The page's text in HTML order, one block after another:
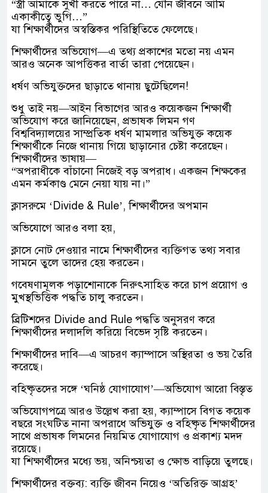
“স্ত্রী আমাকে সুখী করতে পারে না… যৌন জীবনে আমি
একাকীত্বে ভুগি…”
যা শিক্ষার্থীদের অস্বস্তিকর পরিস্থিতিতে ফেলেছে।
শিক্ষার্থীদের অভিযোগ—এ তথ্য প্রকাশের মতো নয় এমন
আরও অনেক আপত্তিকর বার্তা তারা পেয়েছেন।
ধর্ষণ অভিযুক্তদের ছাড়াতে থানায় ছুটেছিলেন!
শুধু তাই নয়—আইন বিভাগের আরও কয়েকজন শিক্ষার্থী
অভিযোগ করে জানিয়েছেন, প্রভাষক লিমন গণ
বিশ্ববিদ্যালয়ের সাম্প্রতিক ধর্ষণ মামলার অভিযুক্ত কয়েক
শিক্ষার্থীকে নিজে থানায় গিয়ে ছাড়ানোর চেষ্টা করেছেন।
শিক্ষার্থীদের ভাষায়—
“অপরাধীকে বাঁচানো নিজেই বড় অপরাধ। একজন শিক্ষকের
এমন কর্মকাণ্ড মেনে নেয়া যায় না।”
ক্লাসরুমে ‘Divide & Rule’, শিক্ষার্থীদের অপমান
অভিযোগে আরও বলা হয়,
ক্লাসে নোট দেওয়ার নামে শিক্ষার্থীদের ব্যক্তিগত তথ্য সবার
সামনে তুলে তাদের হেয় করতেন।
গবেষণামূলক পড়াশোনাকে নিরুৎসাহিত করে চাপ প্রয়োগ ও
মুখস্থভিত্তিক পদ্ধতি চালু করতেন।
ব্রিটিশদের Divide and Rule পদ্ধতি অনুসরণ করে
শিক্ষার্থীদের দলাদলি করিয়ে বিভেদ সৃষ্টি করতেন।
শিক্ষার্থীদের দাবি—এ আচরণ ক্যাম্পাসে অস্থিরতা ও ভয় তৈরি
করেছে।
বহিষ্কৃতদের সঙ্গে ‘ঘনিষ্ঠ যোগাযোগ’—অভিযোগ আরো বিস্তৃত
অভিযোগপত্রে আরও উল্লেখ করা হয়, ক্যাম্পাসে বিগত কয়েক
বছরে সংঘটিত নানা অপরাধে অভিযুক্ত ও বহিষ্কৃত শিক্ষার্থীদের
সাথে প্রভাষক লিমনের নিয়মিত যোগাযোগ ও প্রকাশ্য মদদ
রয়েছে।
যা শিক্ষার্থীদের মধ্যে ভয়, অনিশ্চয়তা ও ক্ষোভ বাড়িয়ে তুলছে।
শিক্ষার্থীদের বক্তব্য: ব্যক্তি জীবন নিয়েও ‘অতিরিক্ত আগ্রহ’